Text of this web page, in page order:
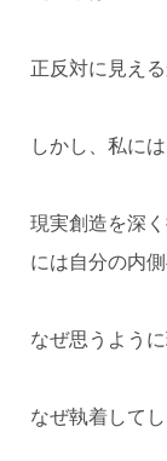
正反対に見える
しかし、私に
現実創造を深
には自分の内
なぜ思うよう
なぜ執着してし